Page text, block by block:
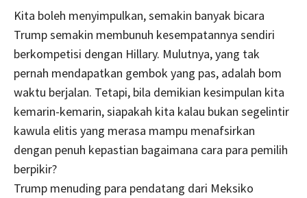
Kita boleh menyimpulkan, semakin banyak bicara
Trump semakin membunuh kesempatannya sendiri
berkompetisi dengan Hillary. Mulutnya, yang tak
pernah mendapatkan gembok yang pas, adalah bom
waktu berjalan. Tetapi, bila demikian kesimpulan kita
kemarin-kemarin, siapakah kita kalau bukan segelintir
kawula elitis yang merasa mampu menafsirkan
dengan penuh kepastian bagaimana cara para pemilih
berpikir?
Trump menuding para pendatang dari Meksiko